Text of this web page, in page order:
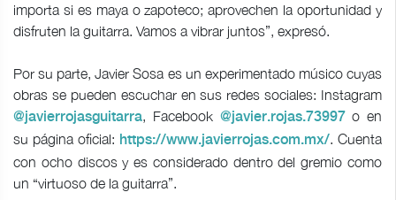
importa si es maya o zapoteco; aprovechen la oportunidad y
disfruten la guitarra. Vamos a vibrar juntos”, expresó.
Por su parte, Javier Sosa es un experimentado músico cuyas
obras se pueden escuchar en sus redes sociales: Instagram
@javierrojasguitarra, Facebook @javier.rojas.73997o en
su página oficial: https://www.javierrojas.com.mx/. Cuenta
con ocho discos y es considerado dentro del gremio como
un “virtuoso de la guitarra”.